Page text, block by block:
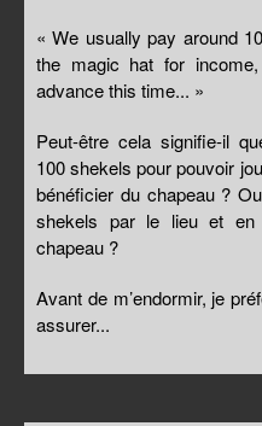
« We usually pay around
the magic hat for
advance this time... »
Peut-être cela signifie-il
100 shekels pour pouvoir
bénéficier du chapeau ?
shekels par le lieu et en
chapeau ?
Avant de m’endormir, je
assurer...